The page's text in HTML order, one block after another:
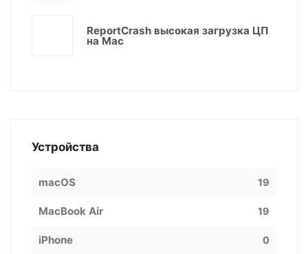
ReportCrash высокая загрузка ЦП
на Mac
Устройства
macOS 19
MacBook Air 19
iPhone 0